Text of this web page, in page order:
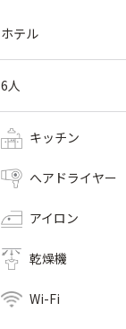
ホテル
6人
キッチン
へアドライヤー
アイロン
乾燥機
Wi-Fi